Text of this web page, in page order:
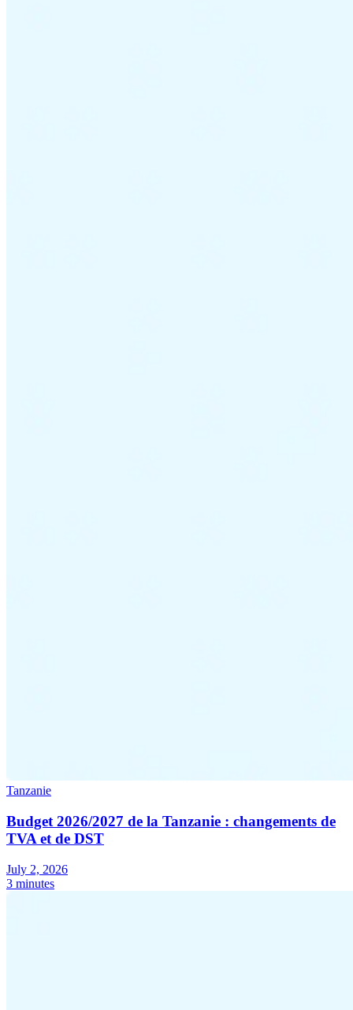
Tanzanie
Budget 2026/2027 de la Tanzanie : changements de
TVA et de DST
July 2, 2026
3 minutes